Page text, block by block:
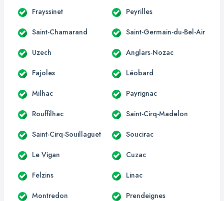
Frayssinet Peyrilles
Saint-Chamarand Saint-Germain-du-Bel-Air
Uzech Anglars-Nozac
Fajoles Léobard
Milhac Payrignac
Rouffilhac Saint-Cirq-Madelon
Saint-Cirq-Souillaguet Soucirac
Le Vigan Cuzac
Felzins Linac
Montredon Prendeignes